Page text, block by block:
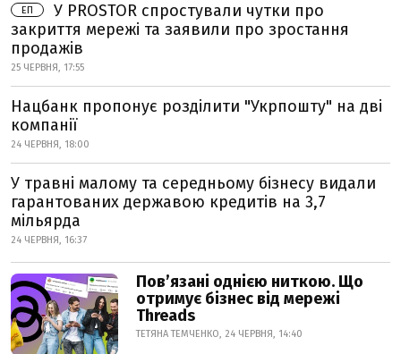
ЕП
У PROSTOR спростували чутки про
закриття мережі та заявили про зростання
продажів
25 ЧЕРВНЯ, 17:55
Нацбанк пропонує розділити "Укрпошту" на дві
компанії
24 ЧЕРВНЯ, 18:00
У травні малому та середньому бізнесу видали
гарантованих державою кредитів на 3,7
мільярда
24 ЧЕРВНЯ, 16:37
Пов’язані однією ниткою. Що
отримує бізнес від мережі
Threads
ТЕТЯНА ТЕМЧЕНКО, 24 ЧЕРВНЯ, 14:40